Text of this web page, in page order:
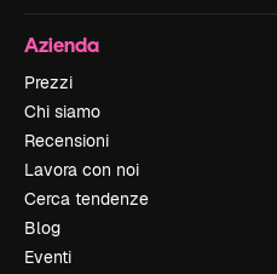
Azienda
Prezzi
Chi siamo
Recensioni
Lavora con noi
Cerca tendenze
Blog
Eventi